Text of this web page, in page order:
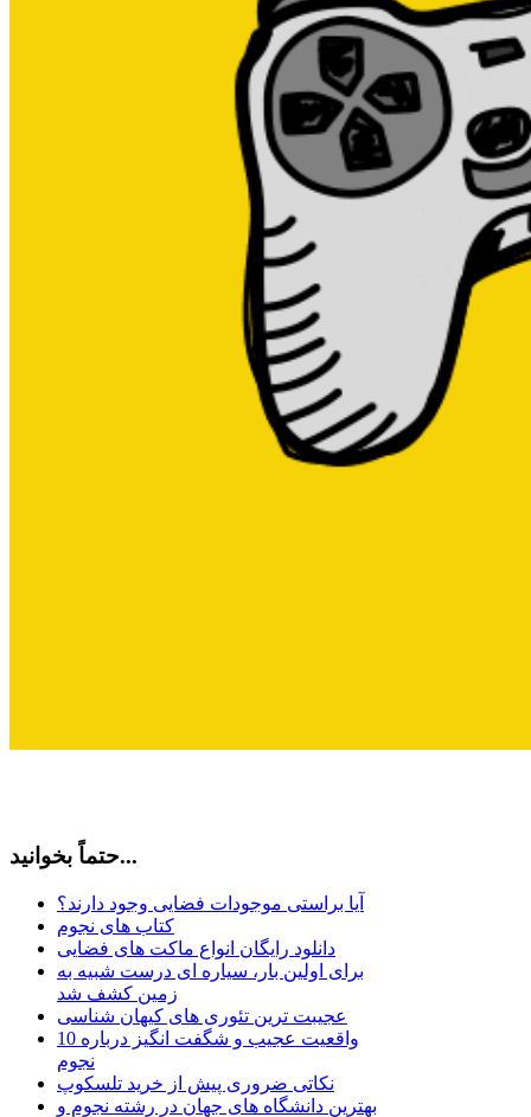
حتماً بخوانید...
آیا براستی موجودات فضایی وجود دارند؟
کتاب های نجوم
دانلود رایگان انواع ماکت های فضایی
برای اولین بار، سیاره ای درست شبیه به
زمین کشف شد
عجیبت ترین تئوری های کیهان شناسی
10 واقعیت عجیب و شگفت انگیز درباره
نجوم
نکاتی ضروری پیش از خرید تلسکوپ
بهترین دانشگاه های جهان در رشته نجوم و